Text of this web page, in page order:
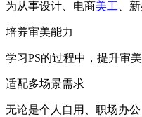
为从事设计、电商美工 、
培养审美能力
学习PS的过程中，提升审
适配多场景需求
无论是个人自用、职场办